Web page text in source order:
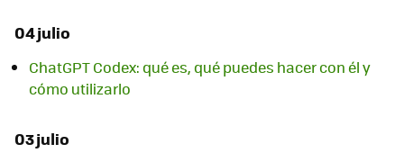
04 julio
ChatGPT Codex: qué es, qué puedes hacer con él y
cómo utilizarlo
03 julio